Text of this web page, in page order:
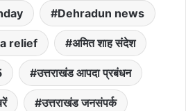
Dehradun news
relief अमित शाह संदेश
उत्तराखंड आपदा प्रबंधन
उत्तराखंड जनसंपर्क